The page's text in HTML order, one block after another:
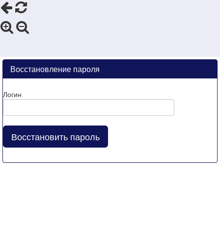
Восстановление пароля
Логин
Восстановить пароль